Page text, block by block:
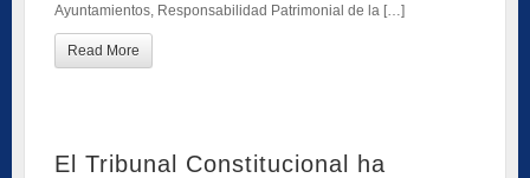
Ayuntamientos, Responsabilidad Patrimonial de la […]
Read More
El Tribunal Constitucional ha